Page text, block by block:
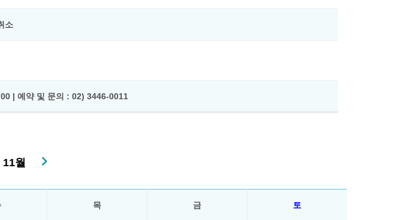
소
| 예약 및 문의 : 02) 3446-0011
월
목 금 토